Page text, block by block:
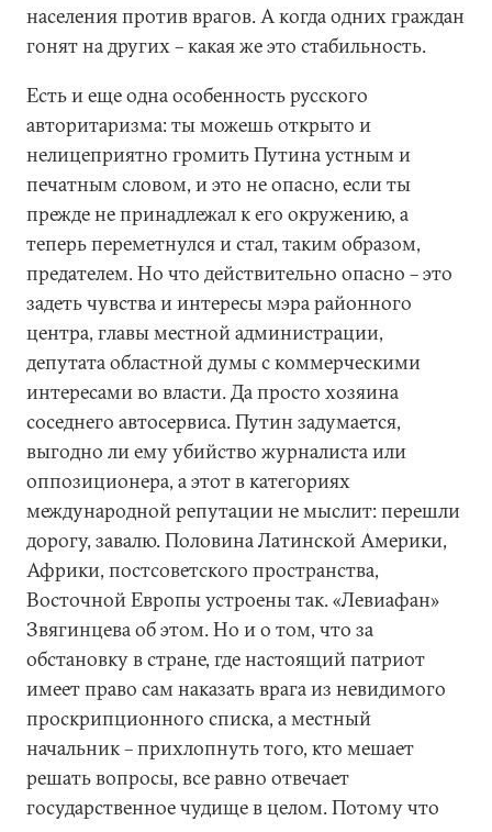
населения против врагов. А когда одних граждан
гонят на других – какая же это стабильность.
Есть и еще одна особенность русского
авторитаризма: ты можешь открыто и
нелицеприятно громить Путина устным и
печатным словом, и это не опасно, если ты
прежде не принадлежал к его окружению, а
теперь переметнулся и стал, таким образом,
предателем. Но что действительно опасно – это
задеть чувства и интересы мэра районного
центра, главы местной администрации,
депутата областной думы с коммерческими
интересами во власти. Да просто хозяина
соседнего автосервиса. Путин задумается,
выгодно ли ему убийство журналиста или
оппозиционера, а этот в категориях
международной репутации не мыслит: перешли
дорогу, завалю. Половина Латинской Америки,
Африки, постсоветского пространства,
Восточной Европы устроены так. «Левиафан»
Звягинцева об этом. Но и о том, что за
обстановку в стране, где настоящий патриот
имеет право сам наказать врага из невидимого
проскрипционного списка, а местный
начальник – прихлопнуть того, кто мешает
решать вопросы, все равно отвечает
государственное чудище в целом. Потому что